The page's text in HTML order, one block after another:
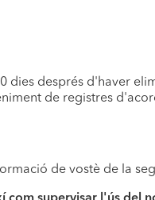
dies després d'haver
de registres
de vostè de la